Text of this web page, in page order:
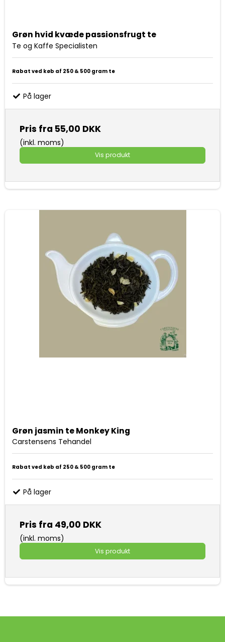
Grøn hvid kvæde passionsfrugt te
Te og Kaffe Specialisten
Rabat ved køb af 250 & 500 gram te
På lager
Pris fra 55,00 DKK
(inkl. moms)
Vis produkt
Grøn jasmin te Monkey King
Carstensens Tehandel
Rabat ved køb af 250 & 500 gram te
På lager
Pris fra 49,00 DKK
(inkl. moms)
Vis produkt